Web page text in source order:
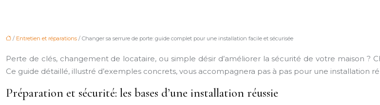
/ Entretien et réparations / Changer sa serrure de porte: guide complet pour une installation facile et sécurisée
Perte de clés, changement de locataire, ou simple désir d’améliorer la sécurité de votre maison ?
Ce guide détaillé, illustré d’exemples concrets, vous accompagnera pas à pas pour une installation
Préparation et sécurité: les bases d’une installation réussie